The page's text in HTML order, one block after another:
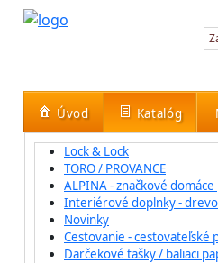
Úvod Katalóg
Lock & Lock
TORO / PROVANCE
ALPINA - značkové
Interiérové doplnky - drevo
Novinky
Cestovanie - cestovateľské
Darčekové tašky / baliaci